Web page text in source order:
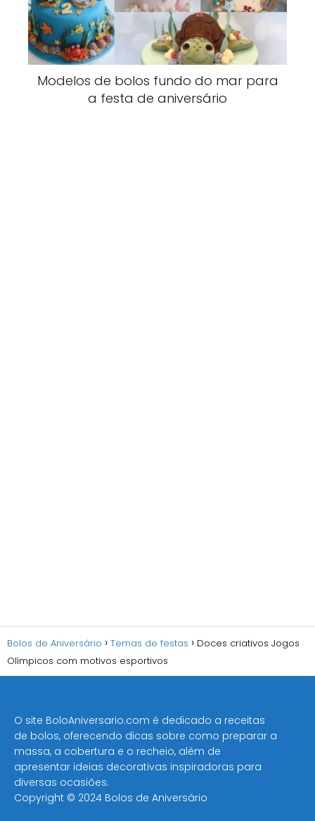
Modelos de bolos fundo do mar para
a festa de aniversário
Bolos de Aniversário Temas de festas
Doces criativos Jogos
Olímpicos com motivos esportivos
O site BoloAniversario.com é dedicado a receitas
de bolos, oferecendo dicas sobre como preparar a
massa, a cobertura e o recheio, além de
apresentar ideias decorativas inspiradoras para
diversas ocasiões​.
Copyright © 2024 Bolos de Aniversário